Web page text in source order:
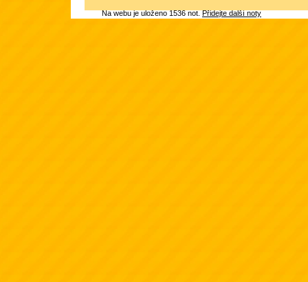
Na webu je uloženo 1536 not.Přidejte další noty